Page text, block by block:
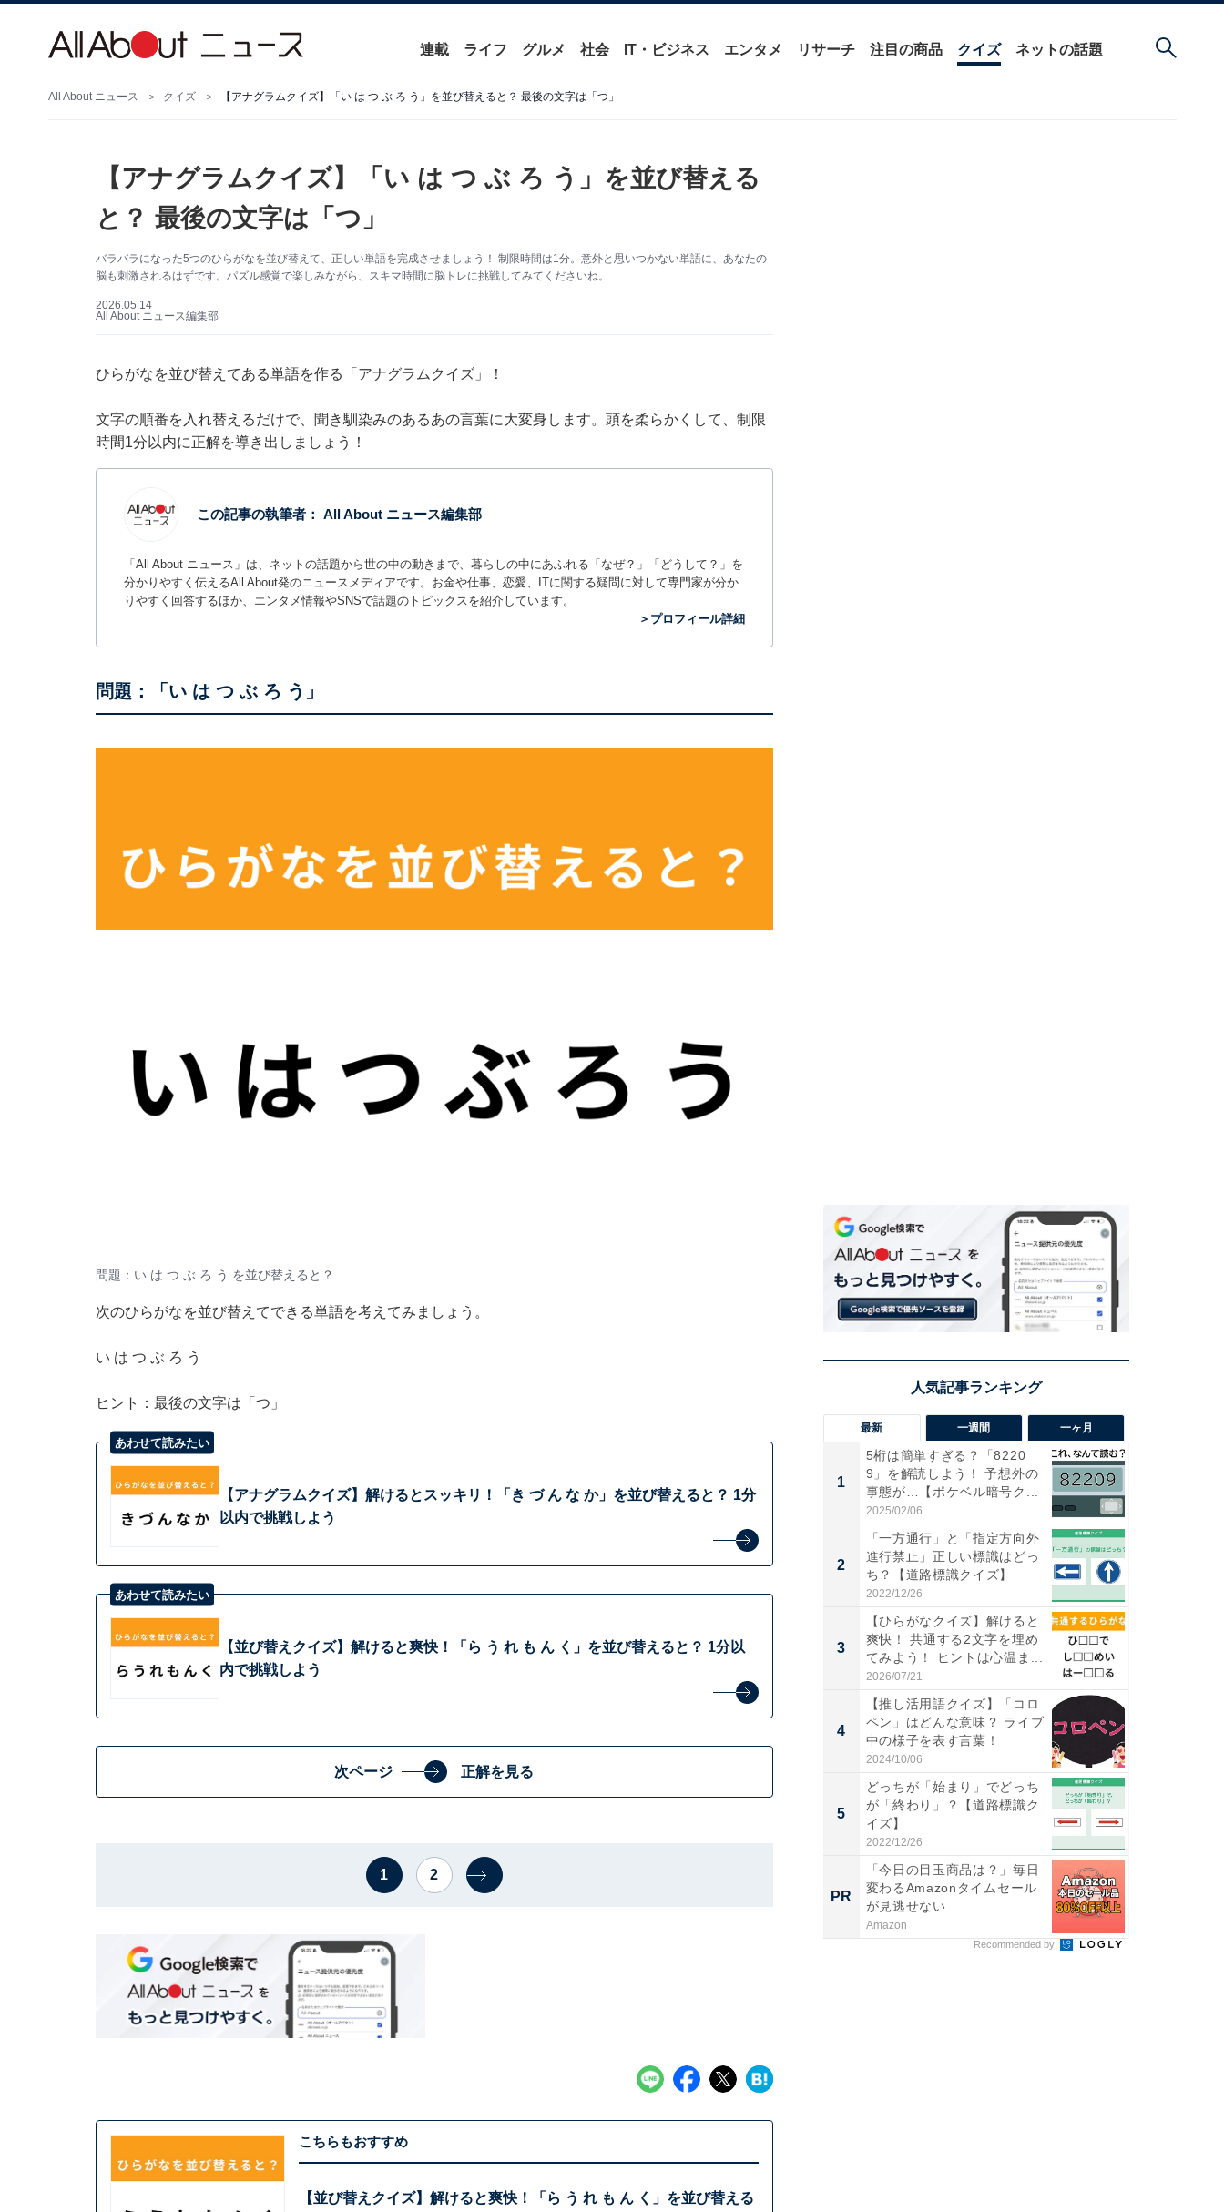
連載 ライフ グルメ 社会 IT・ビジネス エンタメ リサーチ 注目の商品 クイズ ネットの話題
All About ニュース クイズ 【アナグラムクイズ】「い は つ ぶ ろ う」を並び替えると？ 最後の文字は「つ」
【アナグラムクイズ】「い は つ ぶ ろ う」を並び替える
と？ 最後の文字は「つ」
バラバラになった5つのひらがなを並び替えて、正しい単語を完成させましょう！ 制限時間は1分。意外と思いつかない単語に、あなたの
脳も刺激されるはずです。パズル感覚で楽しみながら、スキマ時間に脳トレに挑戦してみてくださいね。
2026.05.14
All About ニュース編集部
ひらがなを並び替えてある単語を作る「アナグラムクイズ」！
文字の順番を入れ替えるだけで、聞き馴染みのあるあの言葉に大変身します。頭を柔らかくして、制限
時間1分以内に正解を導き出しましょう！
この記事の執筆者： All About ニュース編集部
「All About ニュース」は、ネットの話題から世の中の動きまで、暮らしの中にあふれる「なぜ？」「どうして？」を
分かりやすく伝えるAll About発のニュースメディアです。お金や仕事、恋愛、ITに関する疑問に対して専門家が分か
りやすく回答するほか、エンタメ情報やSNSで話題のトピックスを紹介しています。
＞プロフィール詳細
問題：「い は つ ぶ ろ う」
問題：い は つ ぶ ろ う を並び替えると？
次のひらがなを並び替えてできる単語を考えてみましょう。
い は つ ぶ ろ う
ヒント：最後の文字は「つ」
あわせて読みたい
【アナグラムクイズ】解けるとスッキリ！「き づ ん な か」を並び替えると？ 1分
以内で挑戦しよう
あわせて読みたい
【並び替えクイズ】解けると爽快！「ら う れ も ん く」を並び替えると？ 1分以
内で挑戦しよう
次ページ 正解を見る
1 2
こちらもおすすめ
【並び替えクイズ】解けると爽快！「ら う れ も ん く」を並び替える
最新 一週間 一ヶ月
1
5桁は簡単すぎる？「8220
9」を解読しよう！ 予想外の
事態が…【ポケベル暗号ク...
2025/02/06
2
「一方通行」と「指定方向外
進行禁止」正しい標識はどっ
ち？【道路標識クイズ】
2022/12/26
3
【ひらがなクイズ】解けると
爽快！ 共通する2文字を埋め
てみよう！ ヒントは心温ま...
2026/07/21
4
【推し活用語クイズ】「コロ
ペン」はどんな意味？ ライブ
中の様子を表す言葉！
2024/10/06
5
どっちが「始まり」でどっち
が「終わり」？【道路標識ク
イズ】
2022/12/26
PR
「今日の目玉商品は？」毎日
変わるAmazonタイムセール
が見逃せない
Amazon
Recommended by